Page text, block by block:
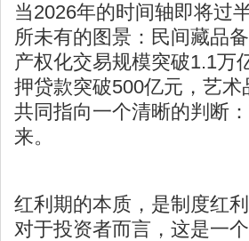
当2026年的时间轴即将过
所未有的图景：民间藏品
产权化交易规模突破1.1万
押贷款突破500亿元，艺
共同指向一个清晰的判断
来。
红利期的本质，是制度红
对于投资者而言，这是一